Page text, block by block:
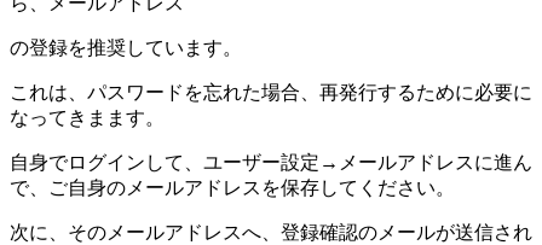
の登録を推奨しています。
これは、パスワードを忘れた場合、再発行するために必要に
なってきまます。
自身でログインして、ユーザー設定→メールアドレスに進ん
で、ご自身のメールアドレスを保存してください。
次に、そのメールアドレスへ、登録確認のメールが送信され